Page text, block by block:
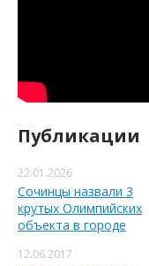
Публикации
22.01.2026
Сочинцы назвали 3
крутых Олимпийских
объекта в городе
12.06.2017